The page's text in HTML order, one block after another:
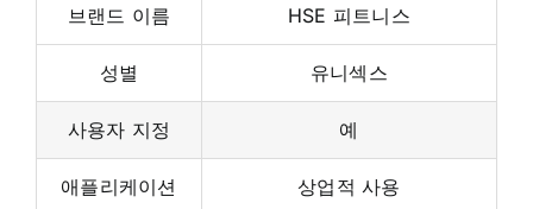
브랜드 이름 HSE 피트니스
성별 유니섹스
사용자 지정 예
애플리케이션 상업적 사용